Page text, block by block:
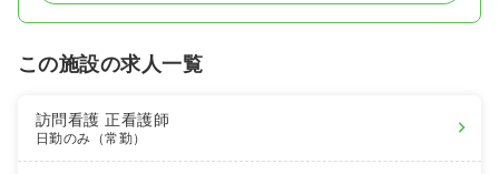
この施設の求人一覧
訪問看護正看護師
日勤のみ（常勤）